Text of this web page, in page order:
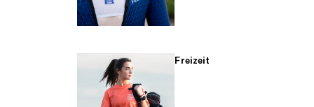
Freizeit